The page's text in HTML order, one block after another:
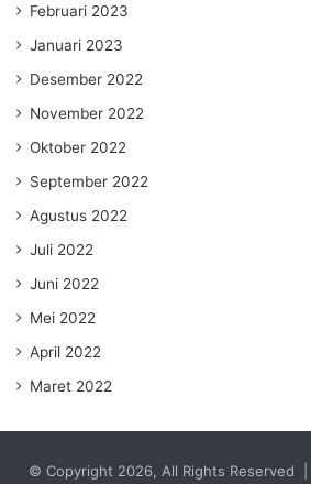
Februari 2023
Januari 2023
Desember 2022
November 2022
Oktober 2022
September 2022
Agustus 2022
Juli 2022
Juni 2022
Mei 2022
April 2022
Maret 2022
© Copyright 2026, All Rights Reserved |